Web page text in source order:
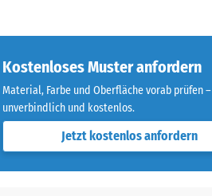
Kostenloses Muster anfordern
Material, Farbe und Oberfläche vorab prüfen –
unverbindlich und kostenlos.
Jetzt kostenlos anfordern